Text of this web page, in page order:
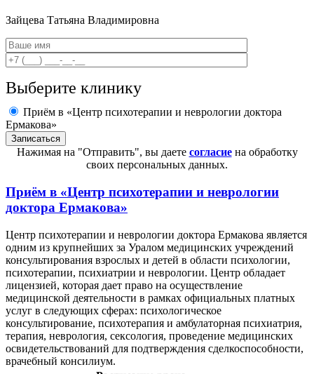
Зайцева Татьяна Владимировна
Выберите клинику
Приём в «Центр психотерапии и неврологии доктора
Ермакова»
Нажимая на "Отправить", вы даете согласиена обработку
своих персональных данных.
Приём в «Центр психотерапии и неврологии
доктора Ермакова»
Центр психотерапии и неврологии доктора Ермакова является
одним из крупнейших за Уралом медицинских учреждений
консультирования взрослых и детей в области психологии,
психотерапии, психиатрии и неврологии. Центр обладает
лицензией, которая дает право на осуществление
медицинской деятельности в рамках официальных платных
услуг в следующих сферах: психологическое
консультирование, психотерапия и амбулаторная психиатрия,
терапия, неврология, сексология, проведение медицинских
освидетельствований для подтверждения сделкоспособности,
врачебный консилиум.